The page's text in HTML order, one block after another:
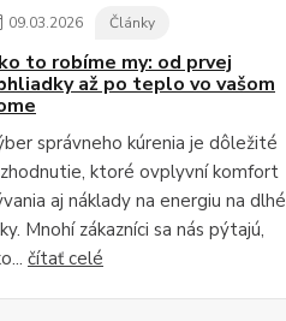
09.03.2026 Články
to robíme my: od prvej
až po teplo vo vašom
správneho kúrenia je dôležité
ktoré ovplyvní komfort
aj náklady na energiu na dlhé
Mnohí zákazníci sa nás pýtajú,
čítať celé